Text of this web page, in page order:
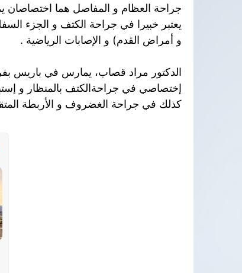
جراحة العظام و المفاصل هما اختصاصان
يعتبر خبيرا في جراحة الكتف و الجزء
و أمراض القدم) و الإصابات الرياضية .
الدكتور مراد قصاب، يمارس في باريس
إختصاصي في جراحةالكتف بالمنظار و
كذلك في جراحة الغضروف و الأربطة